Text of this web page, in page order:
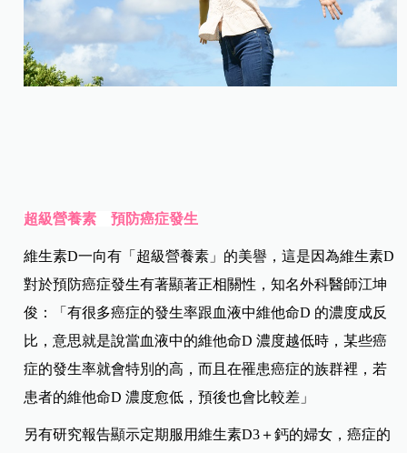
超級營養素 預防癌症發生
維生素D一向有「超級營養素」的美譽，這是因為維生素D
對於預防癌症發生有著顯著正相關性，知名外科醫師江坤
俊：「有很多癌症的發生率跟血液中維他命D 的濃度成反
比，意思就是說當血液中的維他命D 濃度越低時，某些癌
症的發生率就會特別的高，而且在罹患癌症的族群裡，若
患者的維他命D 濃度愈低，預後也會比較差」
另有研究報告顯示定期服用維生素D3＋鈣的婦女，癌症的